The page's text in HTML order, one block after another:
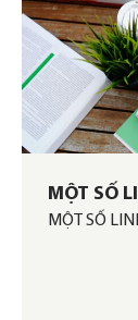
MỘT SỐ
ĐỘ B2
MỘT SỐ